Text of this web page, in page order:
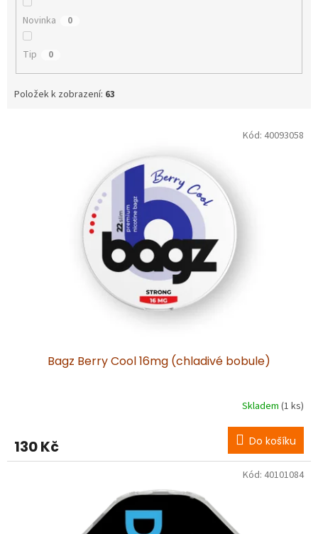
Novinka 0
Tip 0
Položek k zobrazení: 63
Bagz Berry Cool 16mg (chladivé bobule)
Skladem (1 ks)
130 Kč Do košíku
Kód: 40093058
Kód: 40101084